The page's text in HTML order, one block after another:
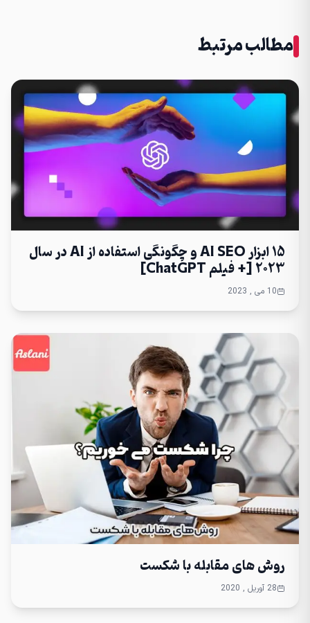
مطالب مرتبط
15 ابزار AI SEO و چگونگی استفاده از AI در سال
2023 [+ فیلم ChatGPT]
10 می , 2023
روش های مقابله با شکست
28 آوریل , 2020